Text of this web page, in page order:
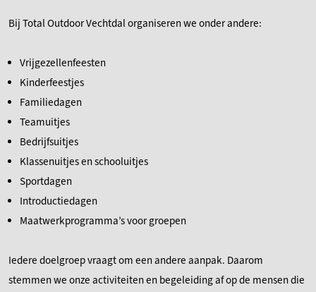
Bij Total Outdoor Vechtdal organiseren we onder andere:
Vrijgezellenfeesten
Kinderfeestjes
Familiedagen
Teamuitjes
Bedrijfsuitjes
Klassenuitjes en schooluitjes
Sportdagen
Introductiedagen
Maatwerkprogramma’s voor groepen
Iedere doelgroep vraagt om een andere aanpak. Daarom
stemmen we onze activiteiten en begeleiding af op de mensen die